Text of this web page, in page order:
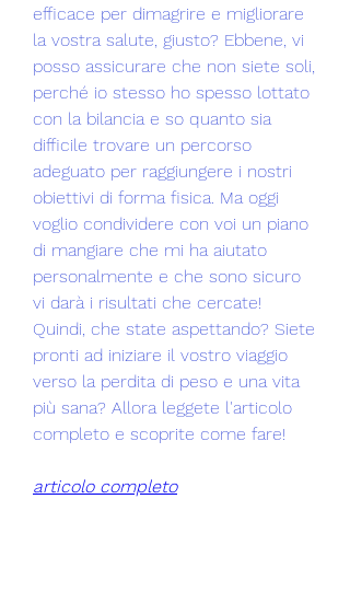
efficace per dimagrire e migliorare
la vostra salute, giusto? Ebbene, vi
posso assicurare che non siete soli,
perché io stesso ho spesso lottato
con la bilancia e so quanto sia
difficile trovare un percorso
adeguato per raggiungere i nostri
obiettivi di forma fisica. Ma oggi
voglio condividere con voi un piano
di mangiare che mi ha aiutato
personalmente e che sono sicuro
vi darà i risultati che cercate!
Quindi, che state aspettando? Siete
pronti ad iniziare il vostro viaggio
verso la perdita di peso e una vita
più sana? Allora leggete l'articolo
completo e scoprite come fare!
articolo completo